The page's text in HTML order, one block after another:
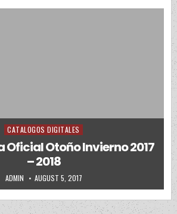
Posted in
CATALOGOS DIGITALES
Oficial Otoño Invierno 2017
– 2018
AUTHOR:
ADMIN PUBLISHED DATE:
AUGUST 5, 2017